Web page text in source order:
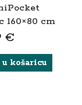
160×80 cm
€
u košaricu